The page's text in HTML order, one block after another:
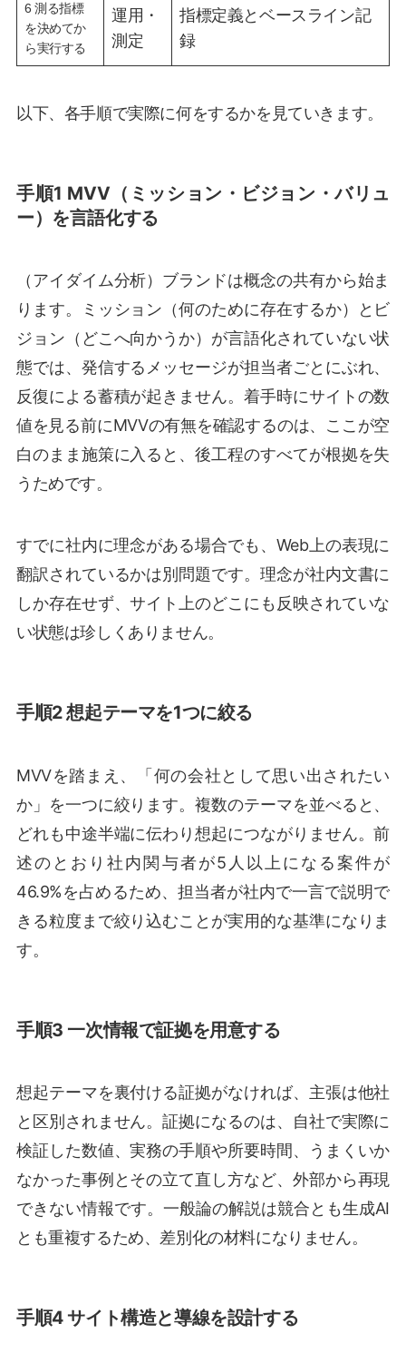
6 測る指標
を決めてか
ら実行する
運用・
測定
指標定義とベースライン記
録
以下、各手順で実際に何をするかを見ていきます。
手順1 MVV（ミッション・ビジョン・バリュ
ー）を言語化する
（アイダイム分析）ブランドは概念の共有から始ま
ります。ミッション（何のために存在するか）とビ
ジョン（どこへ向かうか）が言語化されていない状
態では、発信するメッセージが担当者ごとにぶれ、
反復による蓄積が起きません。着手時にサイトの数
値を見る前にMVVの有無を確認するのは、ここが空
白のまま施策に入ると、後工程のすべてが根拠を失
うためです。
すでに社内に理念がある場合でも、Web上の表現に
翻訳されているかは別問題です。理念が社内文書に
しか存在せず、サイト上のどこにも反映されていな
い状態は珍しくありません。
手順2 想起テーマを1つに絞る
MVVを踏まえ、「何の会社として思い出されたい
か」を一つに絞ります。複数のテーマを並べると、
どれも中途半端に伝わり想起につながりません。前
述のとおり社内関与者が5人以上になる案件が
46.9%を占めるため、担当者が社内で一言で説明で
きる粒度まで絞り込むことが実用的な基準になりま
す。
手順3 一次情報で証拠を用意する
想起テーマを裏付ける証拠がなければ、主張は他社
と区別されません。証拠になるのは、自社で実際に
検証した数値、実務の手順や所要時間、うまくいか
なかった事例とその立て直し方など、外部から再現
できない情報です。一般論の解説は競合とも生成AI
とも重複するため、差別化の材料になりません。
手順4 サイト構造と導線を設計する